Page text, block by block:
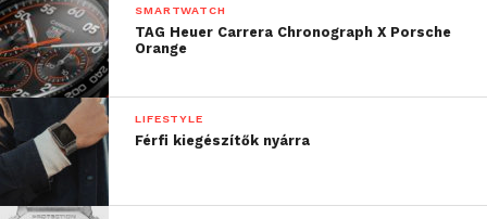
SMARTWATCH
TAG Heuer Carrera Chronograph X Porsche
Orange
LIFESTYLE
Férfi kiegészítők nyárra